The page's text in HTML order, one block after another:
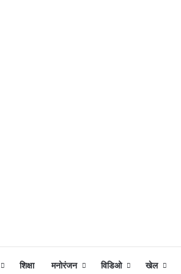
शिक्षा मनोरंजन विडिओ खेल